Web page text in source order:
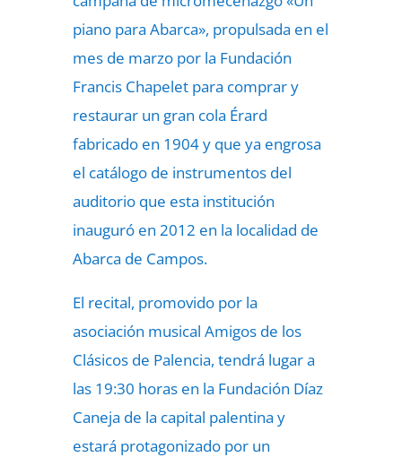
piano para Abarca», propulsada en el
mes de marzo por la Fundación
Francis Chapelet para comprar y
restaurar un gran cola Érard
fabricado en 1904 y que ya engrosa
el catálogo de instrumentos del
auditorio que esta institución
inauguró en 2012 en la localidad de
Abarca de Campos.
El recital, promovido por la
asociación musical Amigos de los
Clásicos de Palencia, tendrá lugar a
las 19:30 horas en la Fundación Díaz
Caneja de la capital palentina y
estará protagonizado por un